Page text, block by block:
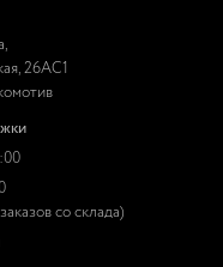
26АС1
со склада)